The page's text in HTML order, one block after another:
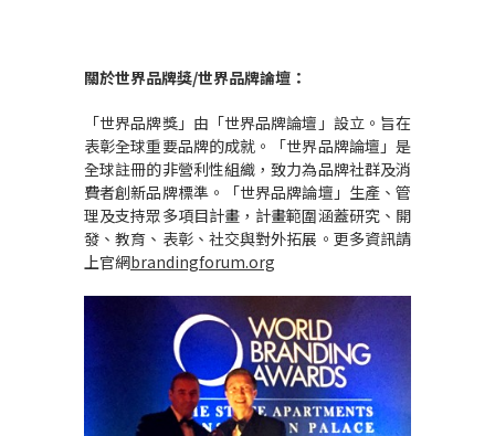
關於世界品牌獎/世界品牌論壇：
「世界品牌獎」由「世界品牌論壇」設立。旨在
表彰全球重要品牌的成就。「世界品牌論壇」是
全球註冊的非營利性組織，致力為品牌社群及消
費者創新品牌標準。「世界品牌論壇」生產、管
理及支持眾多項目計畫，計畫範圍涵蓋研究、開
發、教育、表彰、社交與對外拓展。更多資訊請
上官網brandingforum.org